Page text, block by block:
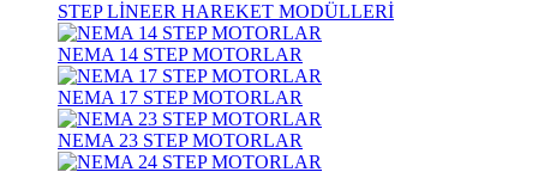
STEP LİNEER HAREKET MODÜLLERİ
NEMA 14 STEP MOTORLAR
NEMA 17 STEP MOTORLAR
NEMA 23 STEP MOTORLAR